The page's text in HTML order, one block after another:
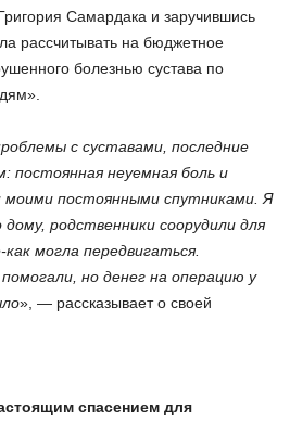
Самардака и заручившись
рассчитывать на бюджетное
болезнью сустава по
с суставами, последние
постоянная неуемная боль и
моими постоянными спутниками. Я
родственники соорудили для
могла передвигаться.
но денег на операцию у
», — рассказывает о своей
спасением для